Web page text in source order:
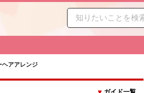
ヘアアレンジ